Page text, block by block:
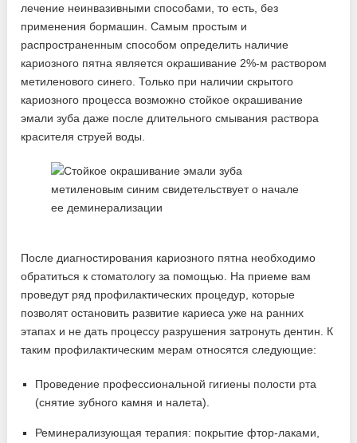
лечение неинвазивными способами, то есть, без
применения бормашин. Самым простым и
распространенным способом определить наличие
кариозного пятна является окрашивание 2%-м раствором
метиленового синего. Только при наличии скрытого
кариозного процесса возможно стойкое окрашивание
эмали зуба даже после длительного смывания раствора
красителя струей воды.
После диагностирования кариозного пятна необходимо
обратиться к стоматологу за помощью. На приеме вам
проведут ряд профилактических процедур, которые
позволят остановить развитие кариеса уже на ранних
этапах и не дать процессу разрушения затронуть дентин. К
таким профилактическим мерам относятся следующие:
Проведение профессиональной гигиены полости рта
(снятие зубного камня и налета).
Реминерализующая терапия: покрытие фтор-лаками,